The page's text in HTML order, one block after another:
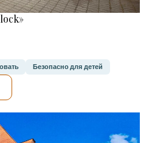
Безопасно для детей